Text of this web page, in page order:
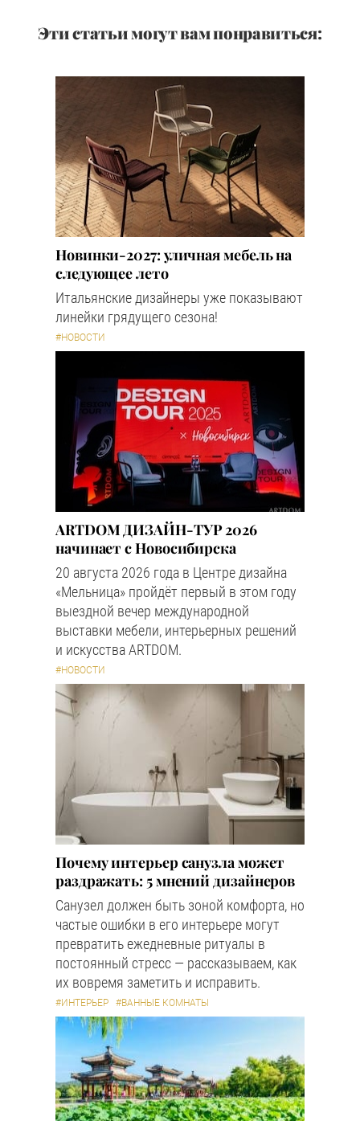
Эти статьи могут вам понравиться:
Новинки-2027: уличная мебель на
следующее лето
Итальянские дизайнеры уже показывают
линейки грядущего сезона!
#НОВОСТИ
ARTDOM ДИЗАЙН-ТУР 2026
начинает с Новосибирска
20 августа 2026 года в Центре дизайна
«Мельница» пройдёт первый в этом году
выездной вечер международной
выставки мебели, интерьерных решений
и искусства ARTDOM.
#НОВОСТИ
Почему интерьер санузла может
раздражать: 5 мнений дизайнеров
Санузел должен быть зоной комфорта, но
частые ошибки в его интерьере могут
превратить ежедневные ритуалы в
постоянный стресс — рассказываем, как
их вовремя заметить и исправить.
#ИНТЕРЬЕР #ВАННЫЕ КОМНАТЫ